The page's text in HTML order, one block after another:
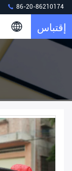
86-20-86210174
إقتباس